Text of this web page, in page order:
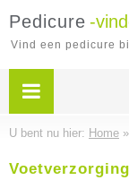
Pedicure -
Vind een pedicure
U bent nu hier: Home »